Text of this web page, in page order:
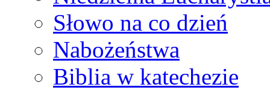
Słowo na co dzień
Nabożeństwa
Biblia w katechezie